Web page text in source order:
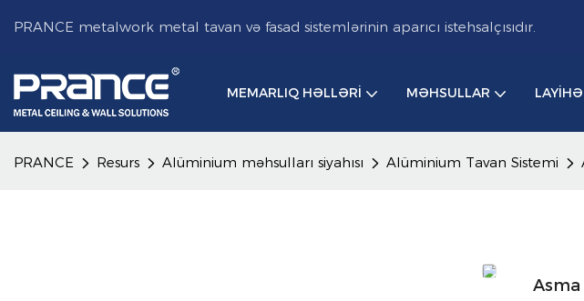
PRANCE metalwork metal tavan və fasad sistemlərinin aparıcı istehsalçısıdır.
MEMARLIQ HƏLLƏRI MƏHSULLAR
PRANCE Resurs Alüminium məhsulları siyahısı Alüminium Tavan Sistemi
Asma